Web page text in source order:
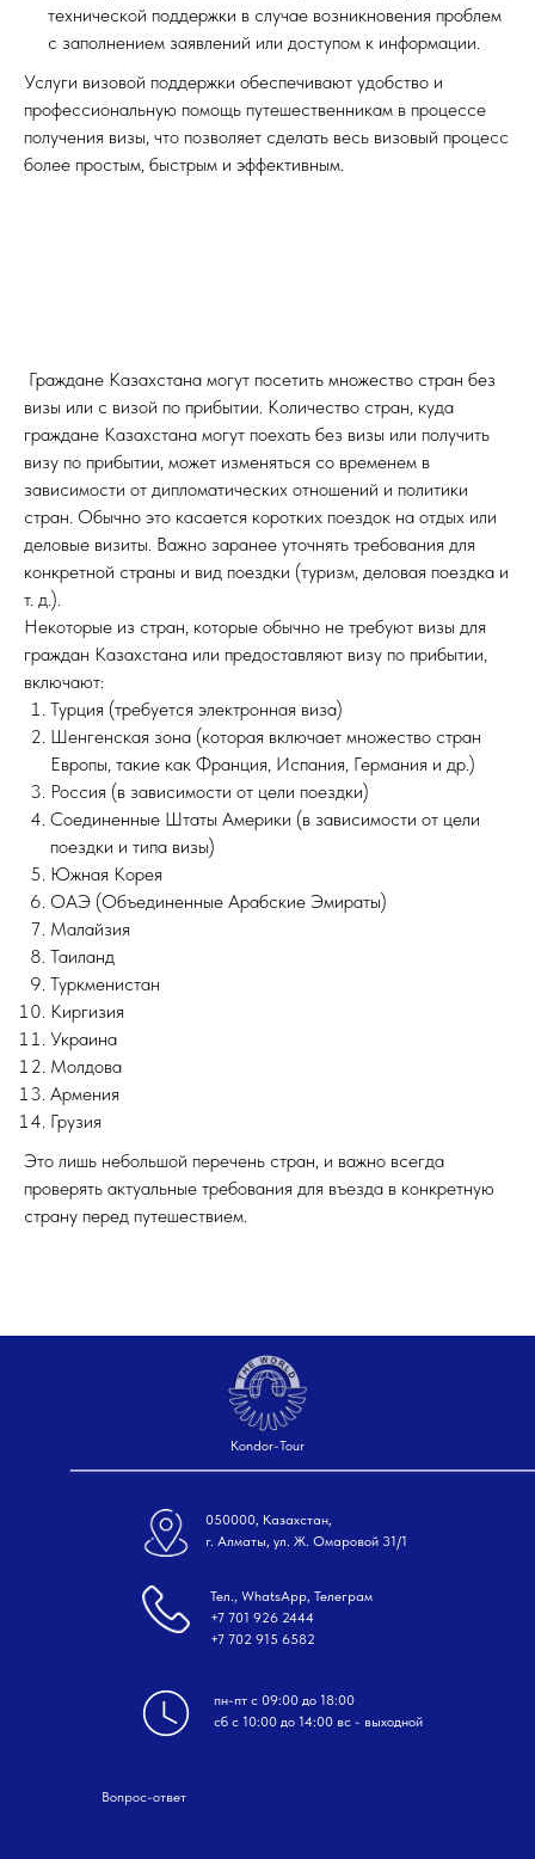
технической поддержки в случае возникновения проблем
с заполнением заявлений или доступом к информации.
Услуги визовой поддержки обеспечивают удобство и
профессиональную помощь путешественникам в процессе
получения визы, что позволяет сделать весь визовый процесс
более простым, быстрым и эффективным.
Граждане Казахстана могут посетить множество стран без
визы или с визой по прибытии. Количество стран, куда
граждане Казахстана могут поехать без визы или получить
визу по прибытии, может изменяться со временем в
зависимости от дипломатических отношений и политики
стран. Обычно это касается коротких поездок на отдых или
деловые визиты. Важно заранее уточнять требования для
конкретной страны и вид поездки (туризм, деловая поездка и
т. д.).
Некоторые из стран, которые обычно не требуют визы для
граждан Казахстана или предоставляют визу по прибытии,
включают:
Турция (требуется электронная виза)
Шенгенская зона (которая включает множество стран
Европы, такие как Франция, Испания, Германия и др.)
Россия (в зависимости от цели поездки)
Соединенные Штаты Америки (в зависимости от цели
поездки и типа визы)
Южная Корея
ОАЭ (Объединенные Арабские Эмираты)
Малайзия
Таиланд
Туркменистан
Киргизия
Украина
Молдова
Армения
Грузия
Это лишь небольшой перечень стран, и важно всегда
проверять актуальные требования для въезда в конкретную
страну перед путешествием.
Тел., WhatsApp, Телеграм
+7 701 926 2444
+7 702 915 6582
050000, Казахстан,
г. Алматы, ул. Ж. Омаровой 31/1
Вопрос-ответ
Kondor-Tour
пн-пт с 09:00 до 18:00
сб с 10:00 до 14:00 вс - выходной